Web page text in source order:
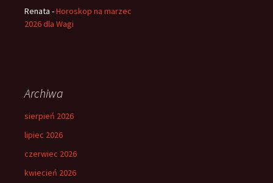
Renata -Horoskop na marzec
2026 dla Wagi
Archiwa
sierpień 2026
lipiec 2026
czerwiec 2026
kwiecień 2026